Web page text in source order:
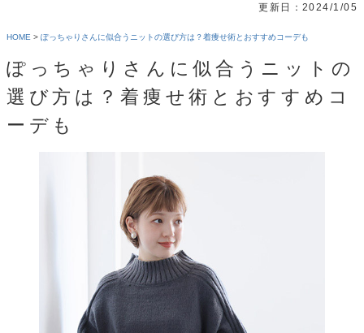
更新日：2024/1/05
HOME > ぽっちゃりさんに似合うニットの選び方は？着痩せ術とおすすめコーデも
ぽっちゃりさんに似合うニットの
選び方は？着痩せ術とおすすめコ
ーデも